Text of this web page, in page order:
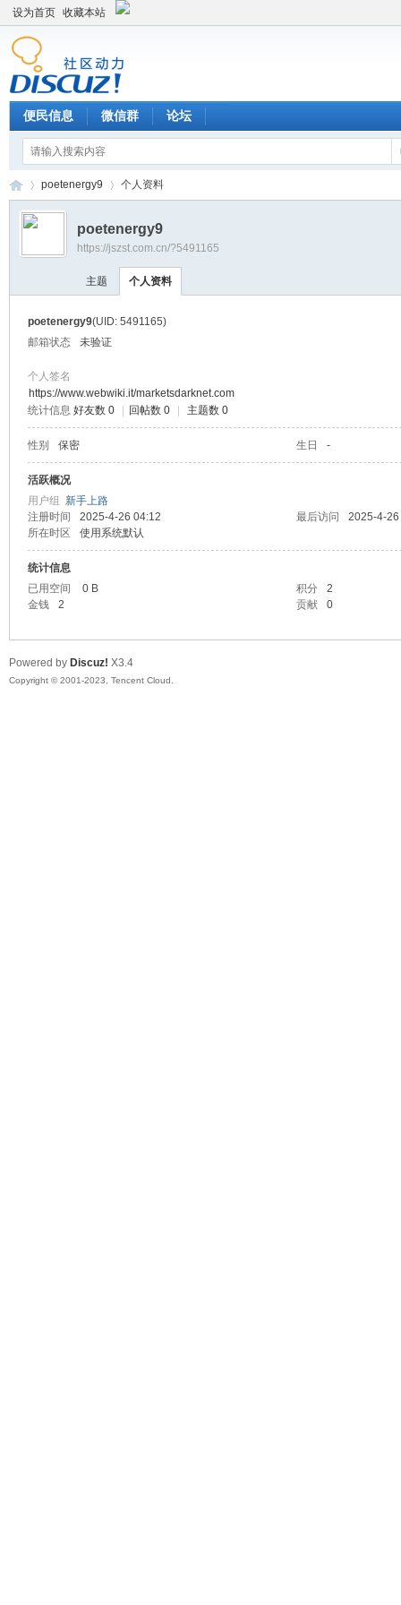
设为首页 收藏本站
便民信息 微信群 论坛
›
poetenergy9 个人资料
poetenergy9
https://jszst.com.cn/?5491165
主题 个人资料
poetenergy9(UID: 5491165)
邮箱状态
未验证
个人签名
https://www.webwiki.it/marketsdarknet.com
统计信息 好友数 0 回帖数 0 主题数 0
性别 保密 生日 -
活跃概况
用户组 新手上路
注册时间
2025-4-26 04:12 最后访问
2025-4-
所在时区
使用系统默认
统计信息
已用空间
0 B 积分
2
金钱
2 贡献 0
Powered by Discuz! X3.4
Copyright © 2001-2023, Tencent Cloud.